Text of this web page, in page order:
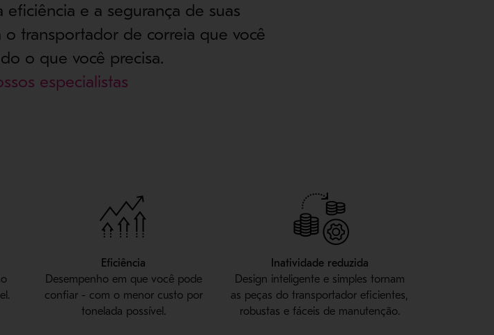
eficiência e a segurança de suas
transportador de correia que você
o que você precisa.
especialistas
Eficiência
Desempenho em que você pode
confiar - com o menor custo por
tonelada possível.
Inatividade reduzida
Design inteligente e simples tornam
as peças do transportador eficientes,
robustas e fáceis de manutenção.